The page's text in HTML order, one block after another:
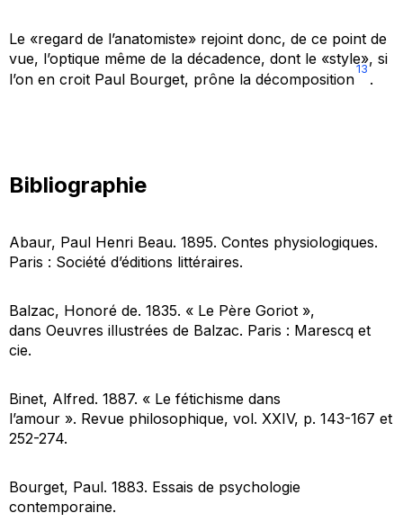
Le «regard de l’anatomiste» rejoint donc, de ce point de
vue, l’optique même de la décadence, dont le «style», si
l’on en croit Paul Bourget, prône la décomposition
13
.
Bibliographie
Abaur, Paul Henri Beau. 1895. Contes physiologiques.
Paris : Société d’éditions littéraires.
Balzac, Honoré de. 1835. « Le Père Goriot »,
dans Oeuvres illustrées de Balzac. Paris : Marescq et
cie.
Binet, Alfred. 1887. « Le fétichisme dans
l’amour ». Revue philosophique, vol. XXIV, p. 143-167 et
252-274.
Bourget, Paul. 1883. Essais de psychologie
contemporaine.